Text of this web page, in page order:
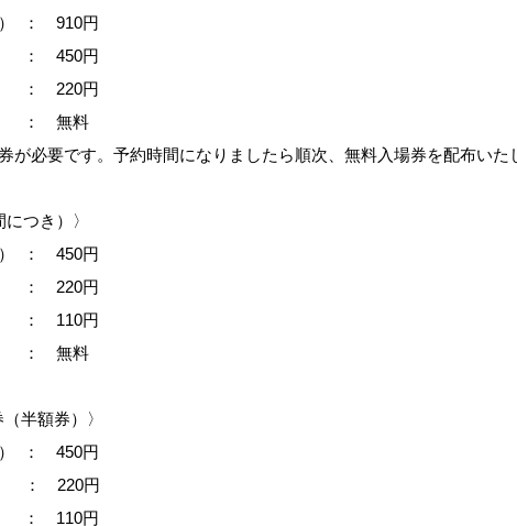
） ： 910円
450円
220円
無料
が必要です。予約時間になりましたら順次、無料入場券を配布いた
つき）〉
） ： 450円
220円
110円
無料
半額券）〉
） ： 450円
220円
110円